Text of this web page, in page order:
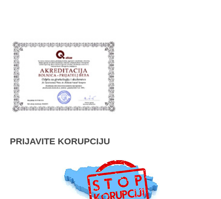
PRIJAVITE KORUPCIJU